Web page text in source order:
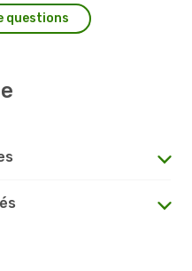
questions